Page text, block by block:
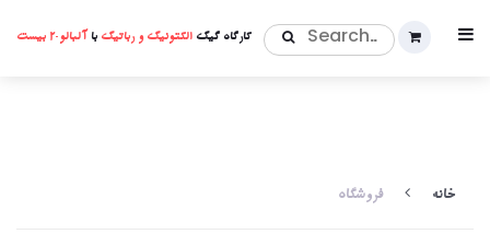
کارگاه گیک الکتونیک و رباتیک با آلبالو20 بیست
فروشگاه خانه